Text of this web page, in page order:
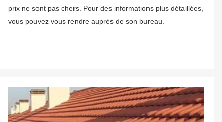
prix ne sont pas chers. Pour des informations plus détaillées,
vous pouvez vous rendre auprès de son bureau.